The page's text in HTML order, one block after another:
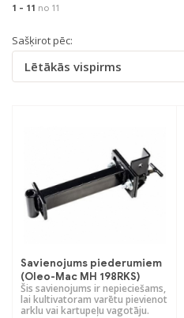
1 - 11 no 11
Sašķirot pēc:
Lētākās vispirms
Savienojums piederumiem
(Oleo-Mac MH 198RKS)
Šis savienojums ir nepieciešams,
lai kultivatoram varētu pievienot
arklu vai kartupeļu vagotāju.